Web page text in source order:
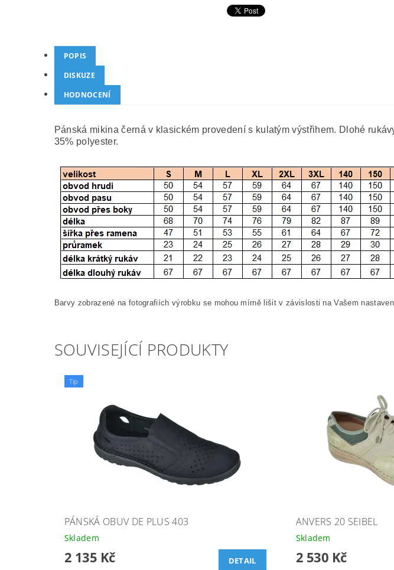
POPIS
DISKUZE
HODNOCENÍ
Pánská mikina černá v klasickém provedení s kulatým výstřihem. Dlohé
35% polyester.
Barvy zobrazené na fotografiích výrobku se mohou mírně lišit v závislosti na Vašem
SOUVISEJÍCÍ PRODUKTY
Tip
PÁNSKÁ OBUV DE PLUS 403
Skladem
2 135 Kč DETAIL
ANVERS 20 SEIBEL
Skladem
2 530 Kč